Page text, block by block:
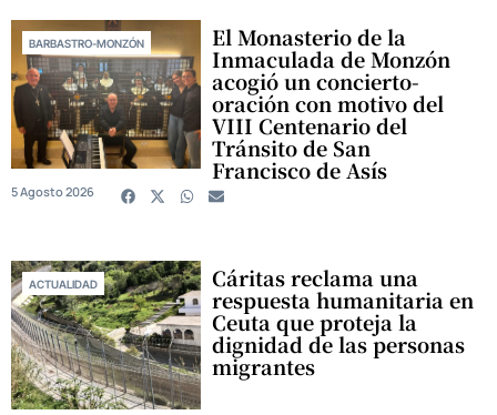
BARBASTRO-MONZÓN El Monasterio de la
Inmaculada de Monzón
acogió un concierto-
oración con motivo del
VIII Centenario del
Tránsito de San
Francisco de Asís
5 Agosto 2026
ACTUALIDAD Cáritas reclama una
respuesta humanitaria en
Ceuta que proteja la
dignidad de las personas
migrantes